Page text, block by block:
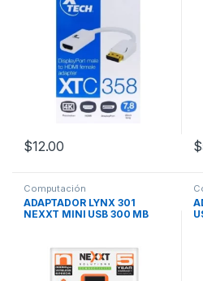
$12.00 $
Computación
ADAPTADOR LYNX 301
NEXXT MINI USB 300 MB